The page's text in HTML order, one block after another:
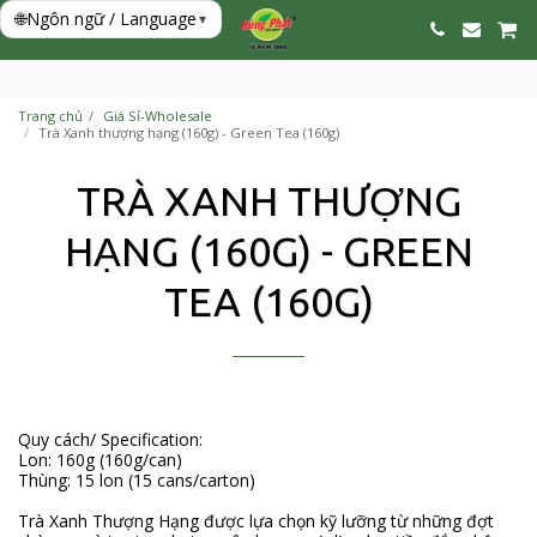
🌐Ngôn ngữ / Language▾
Trang chủ
Giá Sỉ-Wholesale
Trà Xanh thượng hạng (160g) - Green Tea (160g)
TRÀ XANH THƯỢNG
HẠNG (160G) - GREEN
TEA (160G)
Quy cách/ Specification:
Lon: 160g (160g/can)
Thùng: 15 lon (15 cans/carton)
Trà Xanh Thượng Hạng được lựa chọn kỹ lưỡng từ những đợt